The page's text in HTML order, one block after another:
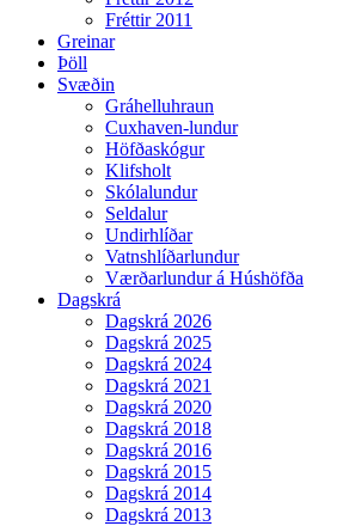
Fréttir 2011
Greinar
Þöll
Svæðin
Gráhelluhraun
Cuxhaven-lundur
Höfðaskógur
Klifsholt
Skólalundur
Seldalur
Undirhlíðar
Vatnshlíðarlundur
Værðarlundur á Húshöfða
Dagskrá
Dagskrá 2026
Dagskrá 2025
Dagskrá 2024
Dagskrá 2021
Dagskrá 2020
Dagskrá 2018
Dagskrá 2016
Dagskrá 2015
Dagskrá 2014
Dagskrá 2013